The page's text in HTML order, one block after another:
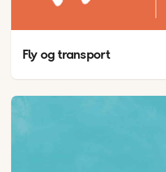
Fly og transport